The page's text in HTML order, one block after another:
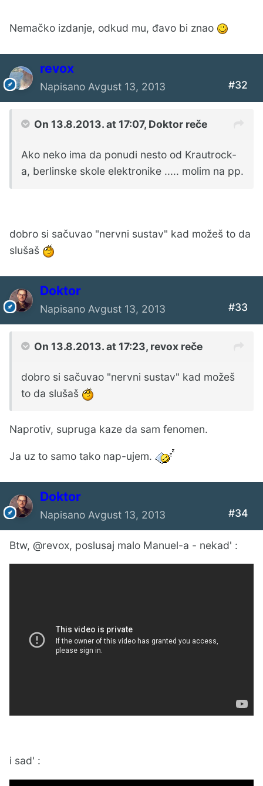
Nemačko izdanje, odkud mu, đavo bi znao
revox
Napisano Avgust 13, 2013 #32
On 13.8.2013. at 17:07, Doktor reče
Ako neko ima da ponudi nesto od Krautrock-
a, berlinske skole elektronike ..... molim na pp.
dobro si sačuvao "nervni sustav" kad možeš to da
slušaš
Doktor
Napisano Avgust 13, 2013 #33
On 13.8.2013. at 17:23, revox reče
dobro si sačuvao "nervni sustav" kad možeš
to da slušaš
Naprotiv, supruga kaze da sam fenomen.
Ja uz to samo tako nap-ujem.
Doktor
Napisano Avgust 13, 2013 #34
Btw, @revox, poslusaj malo Manuel-a - nekad' :
i sad' :